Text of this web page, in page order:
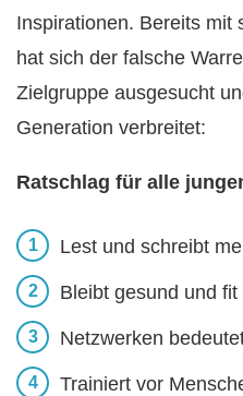
Inspirationen. Bereits mit
hat sich der falsche
Zielgruppe ausgesucht
Generation verbreitet:
Ratschlag für alle
Lest und schreibt
Bleibt gesund und fit
Netzwerken
Trainiert vor